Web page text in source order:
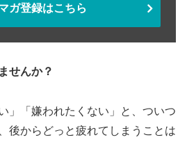
ガ登録はこちら
せんか？
」「嫌われたくない」と、ついつ
後からどっと疲れてしまうことは